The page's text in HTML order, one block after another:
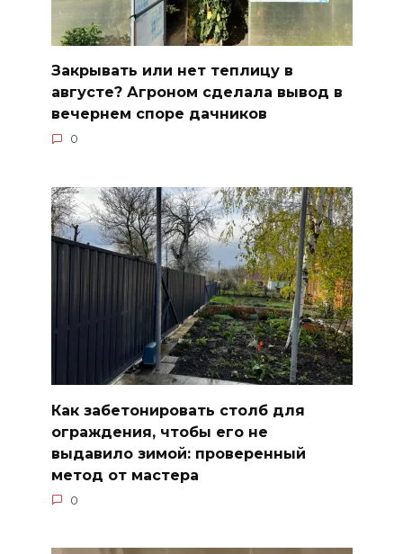
Закрывать или нет теплицу в
августе? Агроном сделала вывод в
вечернем споре дачников
0
Как забетонировать столб для
ограждения, чтобы его не
выдавило зимой: проверенный
метод от мастера
0